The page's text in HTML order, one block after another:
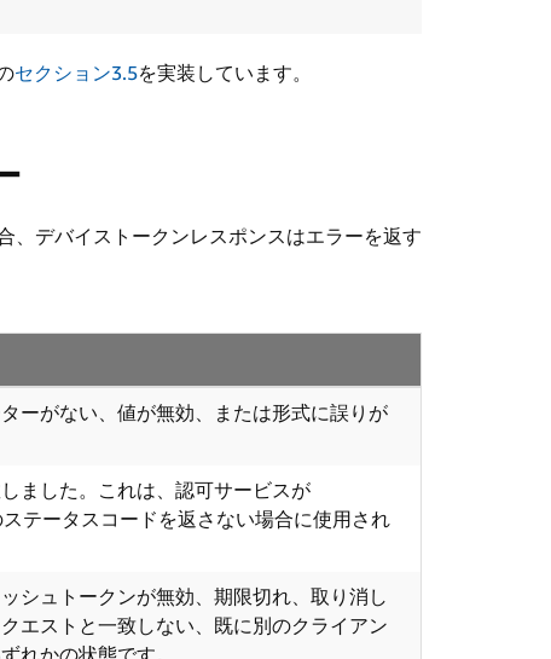
セクション3.5を実装しています。
、デバイストークンレスポンスはエラーを返す
ーがない、値が無効、または形式に誤りが
ました。これは、認可サービスが
テータスコードを返さない場合に使用され
シュトークンが無効、期限切れ、取り消し
エストと一致しない、既に別のクライアン